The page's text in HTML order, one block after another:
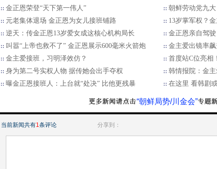
金正恩荣登“天下第一伟人”
朝鲜劳动党九
元老集体退场 金正恩为女儿接班铺路
13岁掌军权？
逆天：传金正恩13岁爱女成这核心机构局长
金正恩亲自驾
叫嚣“上帝也救不了” 金正恩展示600毫米火箭炮
金主爱出镜率
金主爱接班，习明泽效仿？
首度站C位亮相
身为第二号实权人物 据传她会出手夺权
韩情报院：金
曝金正恩接班人：上台就“处决” 比他更残暴
在这里 看韩剧
“朝鲜局势/川金会”
当前新闻共有1条评论 分享到：